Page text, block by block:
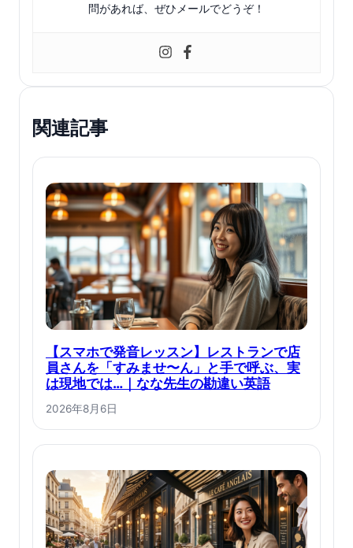
問があれば、ぜひメールでどうぞ！
関連記事
【スマホで発音レッスン】レストランで店
員さんを「すみませ〜ん」と手で呼ぶ、実
は現地では…｜なな先生の勘違い英語
2026年8月6日